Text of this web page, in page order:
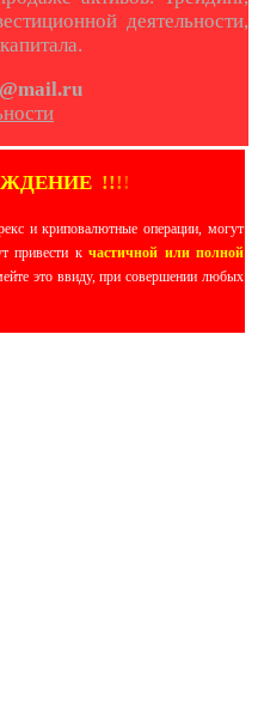
деятельности,
!!!!
и криповалютные операции, могут
привести кчастичной или полной
это ввиду, при совершении любых